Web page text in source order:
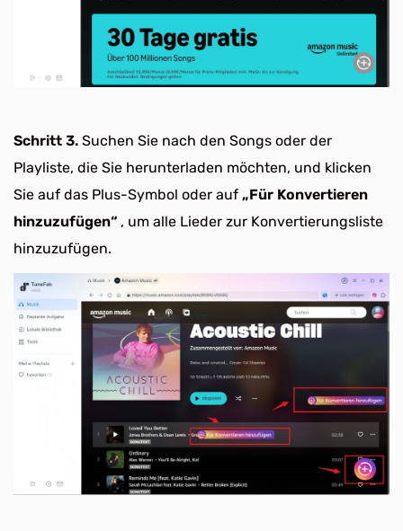
Schritt 3. Suchen Sie nach den Songs oder der
Playliste, die Sie herunterladen möchten, und klicken
Sie auf das Plus-Symbol oder auf „Für Konvertieren
hinzuzufügen“ , um alle Lieder zur Konvertierungsliste
hinzuzufügen.